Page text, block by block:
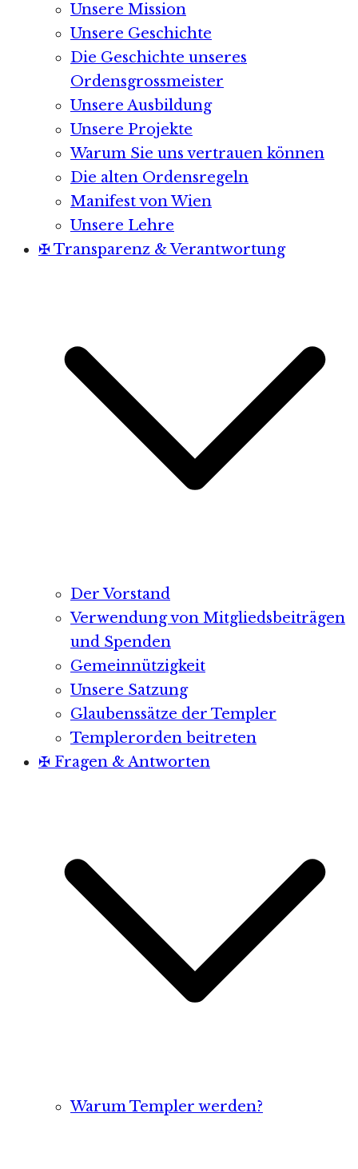
Unsere Mission
Unsere Geschichte
Die Geschichte unseres
Ordensgrossmeister
Unsere Ausbildung
Unsere Projekte
Warum Sie uns vertrauen können
Die alten Ordensregeln
Manifest von Wien
Unsere Lehre
✠ Transparenz & Verantwortung
Der Vorstand
Verwendung von Mitgliedsbeiträgen
und Spenden
Gemeinnützigkeit
Unsere Satzung
Glaubenssätze der Templer
Templerorden beitreten
✠ Fragen & Antworten
Warum Templer werden?